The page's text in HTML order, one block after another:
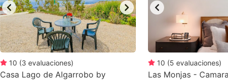
10 (3 evaluaciones)
Casa Lago de Algarrobo by
10 (5 evaluaciones)
Las Monjas -